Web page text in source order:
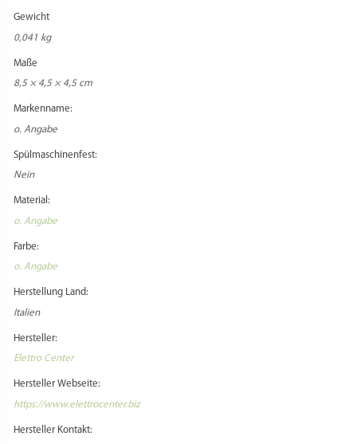
Gewicht
0,041 kg
Maße
8,5 × 4,5 × 4,5 cm
Markenname:
o. Angabe
Spülmaschinenfest:
Nein
Material:
o. Angabe
Farbe:
o. Angabe
Herstellung Land:
Italien
Hersteller:
Elettro Center
Hersteller Webseite:
https://www.elettrocenter.biz
Hersteller Kontakt: